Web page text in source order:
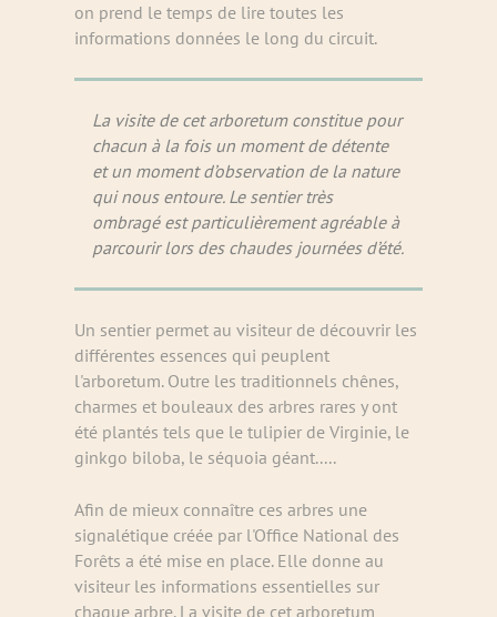
on prend le temps de lire toutes les
informations données le long du circuit.
La visite de cet arboretum constitue pour
chacun à la fois un moment de détente
et un moment d’observation de la nature
qui nous entoure. Le sentier très
ombragé est particulièrement agréable à
parcourir lors des chaudes journées d’été.
Un sentier permet au visiteur de découvrir les
différentes essences qui peuplent
l'arboretum. Outre les traditionnels chênes,
charmes et bouleaux des arbres rares y ont
été plantés tels que le tulipier de Virginie, le
ginkgo biloba, le séquoia géant.....
Afin de mieux connaître ces arbres une
signalétique créée par l'Office National des
Forêts a été mise en place. Elle donne au
visiteur les informations essentielles sur
chaque arbre. La visite de cet arboretum